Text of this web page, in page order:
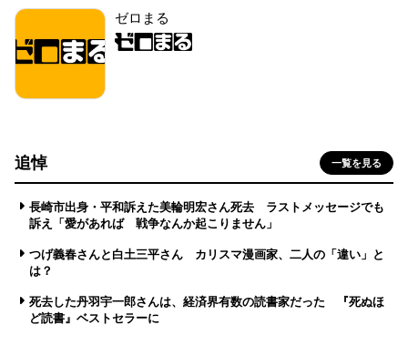
ゼロまる
追悼 一覧を見る
長崎市出身・平和訴えた美輪明宏さん死去 ラストメッセージでも
訴え「愛があれば 戦争なんか起こりません」
つげ義春さんと白土三平さん カリスマ漫画家、二人の「違い」と
は？
死去した丹羽宇一郎さんは、経済界有数の読書家だった 『死ぬほ
ど読書』ベストセラーに